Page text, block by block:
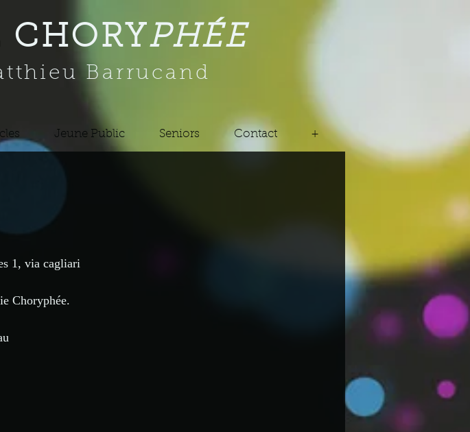
PHÉE
Barrucand
Jeune Public Seniors Contact +
1, via cagliari
Choryphée.